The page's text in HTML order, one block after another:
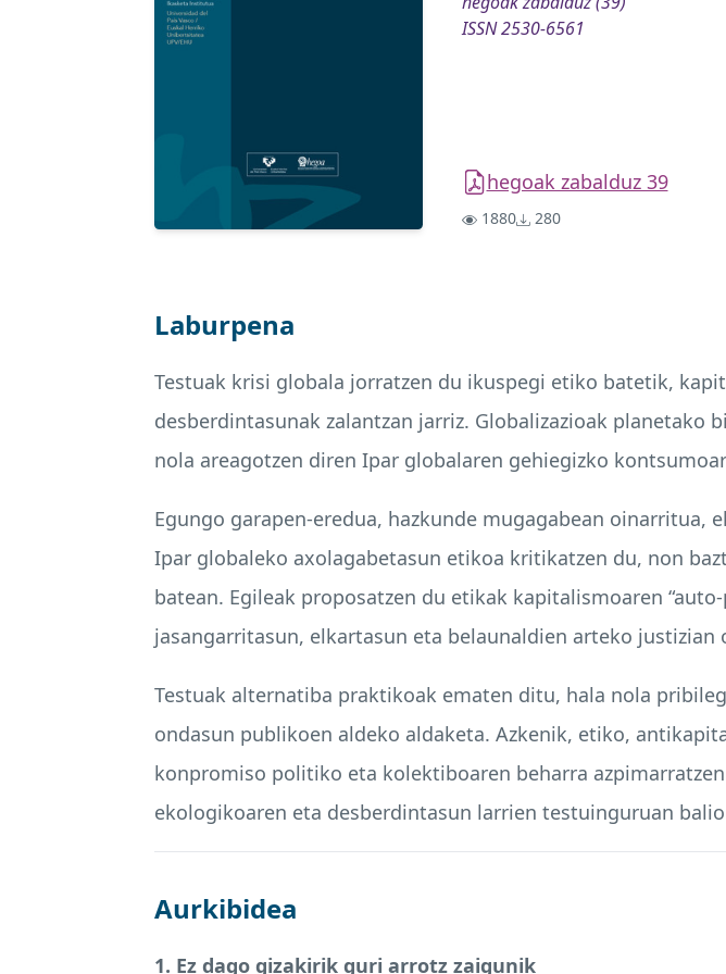
ISSN 2530-6561
hegoak zabalduz 39
1880 280
Laburpena
Testuak krisi globala jorratzen du ikuspegi etiko batetik,
desberdintasunak zalantzan jarriz. Globalizazioak
nola areagotzen diren Ipar globalaren gehiegizko
Egungo garapen-eredua, hazkunde mugagabean oinarritua,
Ipar globaleko axolagabetasun etikoa kritikatzen du, non
batean. Egileak proposatzen du etikak kapitalismoaren
jasangarritasun, elkartasun eta belaunaldien arteko
Testuak alternatiba praktikoak ematen ditu, hala nola
ondasun publikoen aldeko aldaketa. Azkenik, etiko,
konpromiso politiko eta kolektiboaren beharra
ekologikoaren eta desberdintasun larrien testuinguruan
Aurkibidea
1. Ez dago gizakirik guri arrotz zaigunik